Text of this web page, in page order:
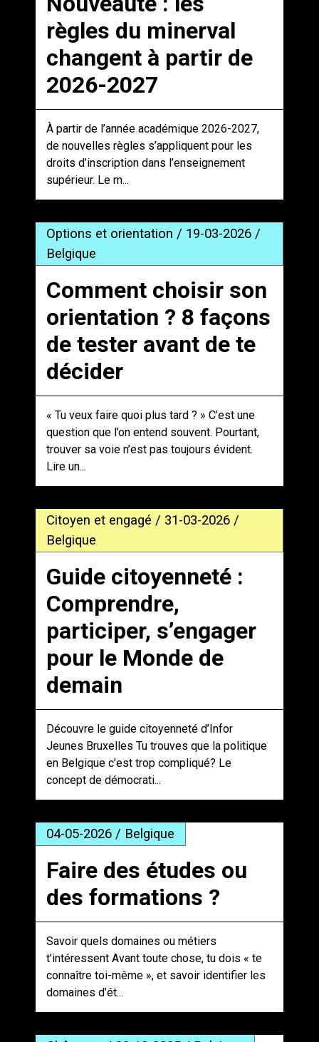
règles du minerval
changent à partir de
2026-2027
À partir de l’année académique 2026-2027,
de nouvelles règles s’appliquent pour les
droits d’inscription dans l’enseignement
supérieur. Le m...
Options et orientation / 19-03-2026 /
Belgique
Comment choisir son
orientation ? 8 façons
de tester avant de te
décider
« Tu veux faire quoi plus tard ? » C’est une
question que l’on entend souvent. Pourtant,
trouver sa voie n’est pas toujours évident.
Lire un...
Citoyen et engagé / 31-03-2026 /
Belgique
Guide citoyenneté :
Comprendre,
participer, s’engager
pour le Monde de
demain
Découvre le guide citoyenneté d’Infor
Jeunes Bruxelles Tu trouves que la politique
en Belgique c’est trop compliqué? Le
concept de démocrati...
04-05-2026 / Belgique
Faire des études ou
des formations ?
Savoir quels domaines ou métiers
t’intéressent Avant toute chose, tu dois « te
connaître toi-même », et savoir identifier les
domaines d’ét...